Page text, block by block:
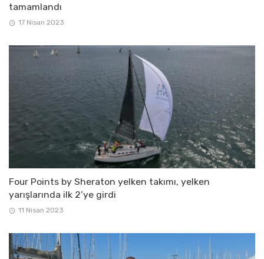
tamamlandı
17 Nisan 2023
Four Points by Sheraton yelken takımı, yelken
yarışlarında ilk 2’ye girdi
11 Nisan 2023